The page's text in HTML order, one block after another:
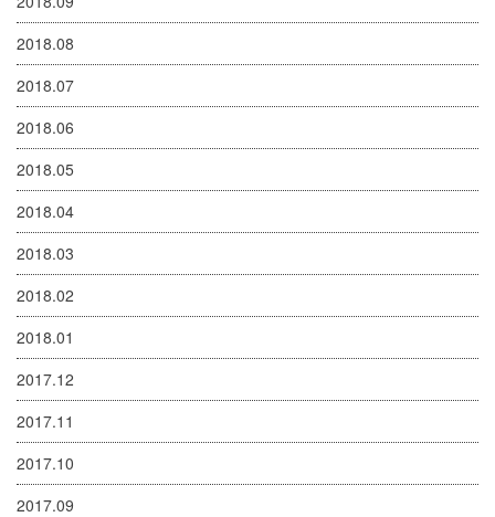
2018.08
2018.07
2018.06
2018.05
2018.04
2018.03
2018.02
2018.01
2017.12
2017.11
2017.10
2017.09